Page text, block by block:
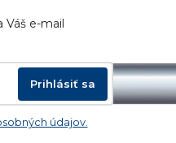
Váš e-mail
Prihlásiť sa
údajov.